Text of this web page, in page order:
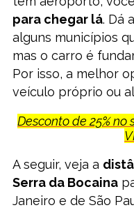
para chegar lá. Dá
alguns municípios
mas o carro é
Por isso, a melhor
veículo próprio ou
Desconto de 25%
A seguir, veja a
Serra da Bocaina
Janeiro e de São